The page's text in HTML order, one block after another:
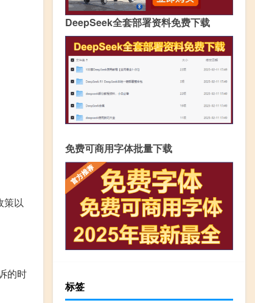
策以
的时
DeepSeek全套部署资料免费下载
免费可商用字体批量下载
标签